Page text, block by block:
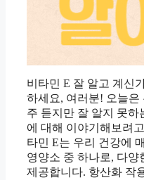
비타민 E 잘 알고 계신
하세요, 여러분! 오늘은
주 듣지만 잘 알지 못하
에 대해 이야기해보려
타민 E는 우리 건강에
영양소 중 하나로, 다양
제공합니다. 항산화 작